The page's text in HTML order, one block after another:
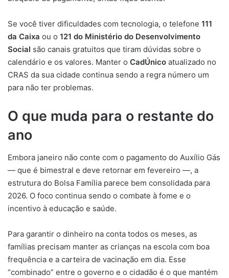
Se você tiver dificuldades com tecnologia, o telefone 111
da Caixa ou o 121 do Ministério do Desenvolvimento
Social são canais gratuitos que tiram dúvidas sobre o
calendário e os valores. Manter o CadÚnico atualizado no
CRAS da sua cidade continua sendo a regra número um
para não ter problemas.
O que muda para o restante do
ano
Embora janeiro não conte com o pagamento do Auxílio Gás
— que é bimestral e deve retornar em fevereiro —, a
estrutura do Bolsa Família parece bem consolidada para
2026. O foco continua sendo o combate à fome e o
incentivo à educação e saúde.
Para garantir o dinheiro na conta todos os meses, as
famílias precisam manter as crianças na escola com boa
frequência e a carteira de vacinação em dia. Esse
“combinado” entre o governo e o cidadão é o que mantém